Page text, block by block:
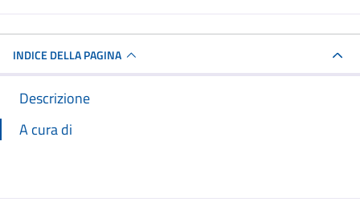
INDICE DELLA PAGINA
Descrizione
A cura di